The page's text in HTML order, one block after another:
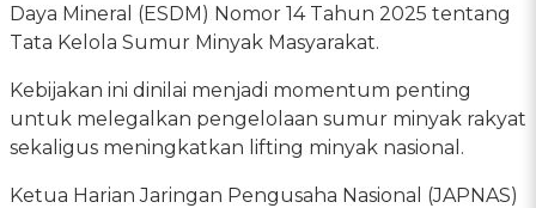
Daya Mineral (ESDM) Nomor 14 Tahun 2025 tentang
Tata Kelola Sumur Minyak Masyarakat.
Kebijakan ini dinilai menjadi momentum penting
untuk melegalkan pengelolaan sumur minyak rakyat
sekaligus meningkatkan lifting minyak nasional.
Ketua Harian Jaringan Pengusaha Nasional (JAPNAS)